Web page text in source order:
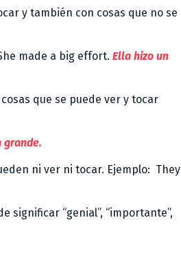
y también con cosas que no se
made a big effort. Ella hizo un
que se puede ver y tocar
grande.
ni ver ni tocar. Ejemplo: They
significar “genial”, “importante”,